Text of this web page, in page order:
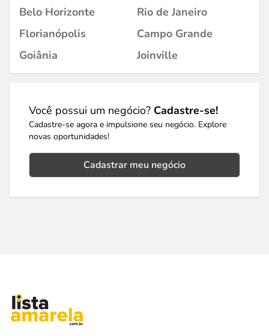
Belo Horizonte
Rio de Janeiro
Florianópolis
Campo Grande
Goiânia
Joinville
Você possui um negócio? Cadastre-se!
Cadastre-se agora e impulsione seu negócio. Explore
novas oportunidades!
Cadastrar meu negócio